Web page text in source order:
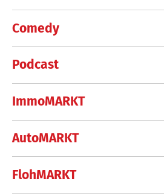
Comedy
Podcast
ImmoMARKT
AutoMARKT
FlohMARKT